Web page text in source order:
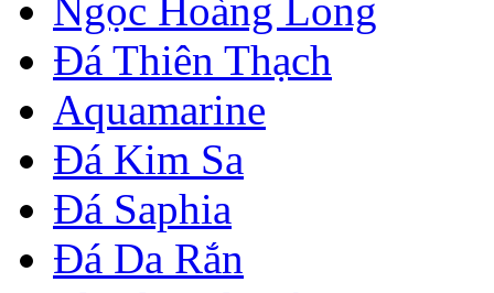
Ngọc Hoàng Long
Đá Thiên Thạch
Aquamarine
Đá Kim Sa
Đá Saphia
Đá Da Rắn